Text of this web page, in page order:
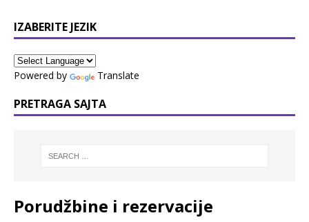
IZABERITE JEZIK
Powered by Translate
PRETRAGA SAJTA
Porudžbine i rezervacije